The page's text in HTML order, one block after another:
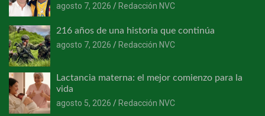
agosto 7, 2026
Redacción NVC
216 años de una historia que continúa
agosto 7, 2026
Redacción NVC
Lactancia materna: el mejor comienzo para la
vida
agosto 5, 2026
Redacción NVC